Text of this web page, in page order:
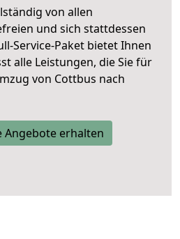
von allen
und sich stattdessen
Service-Paket bietet Ihnen
alle Leistungen, die Sie für
von Cottbus nach
Angebote erhalten